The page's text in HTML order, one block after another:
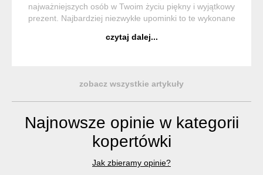
najważniejszych osób w Twoim życiu piękny i wyjątkowy
prezent. Najbardziej niezwykłe upominki to te wykonane
najciekawsze propozycje podarunków handmade. ...
czytaj dalej...
zobacz wszystkie artykuły
Najnowsze opinie w kategorii
kopertówki
Jak zbieramy opinie?